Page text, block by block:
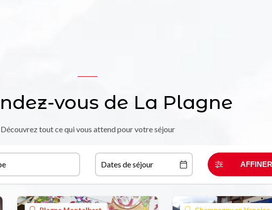
vous de La Plagne
Découvrez tout ce qui vous attend pour votre séjour
Dates de séjour